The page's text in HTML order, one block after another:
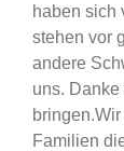
haben sich
stehen vor
andere
uns. Danke
Familien